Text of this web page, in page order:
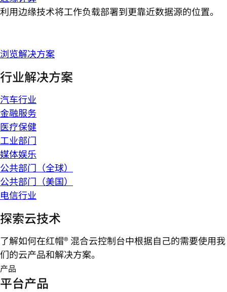
利用边缘技术将工作负载部署到更靠近数据源的位置。
浏览解决方案
行业解决方案
汽车行业
金融服务
医疗保健
工业部门
媒体娱乐
公共部门（全球）
公共部门（美国）
电信行业
探索云技术
了解如何在红帽® 混合云控制台中根据自己的需要使用我
们的云产品和解决方案。
产品
平台产品